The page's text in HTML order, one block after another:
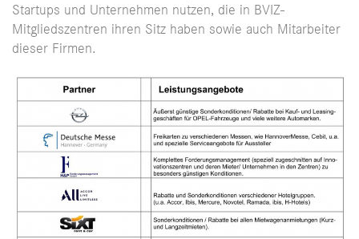
Startups und Unternehmen nutzen, die in BVIZ-
Mitgliedszentren ihren Sitz haben sowie auch Mitarbeiter
dieser Firmen.